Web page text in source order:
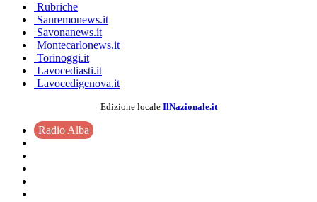
Rubriche
Sanremonews.it
Savonanews.it
Montecarlonews.it
Torinoggi.it
Lavocediasti.it
Lavocedigenova.it
Edizione locale IlNazionale.it
Radio Alba